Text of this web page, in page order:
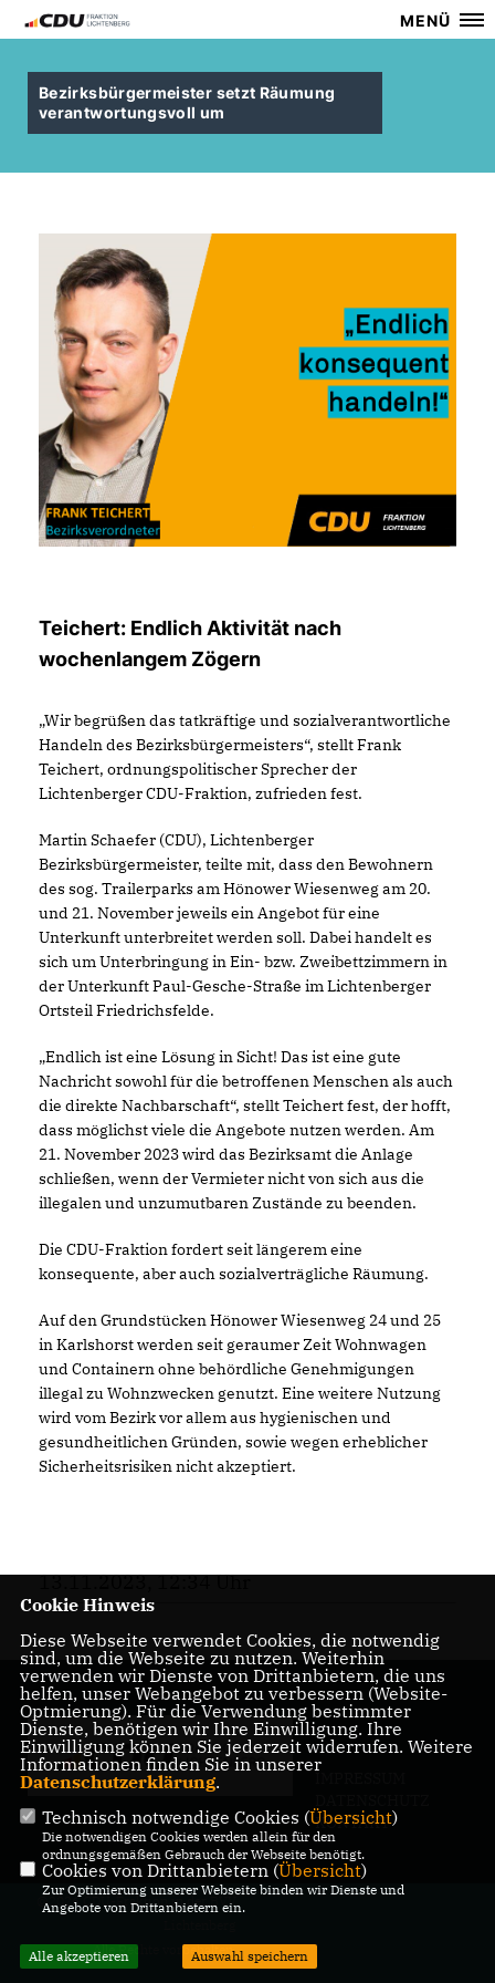
MENÜ
Bezirksbürgermeister setzt Räumung
verantwortungsvoll um
Teichert: Endlich Aktivität nach
wochenlangem Zögern
Wir begrüßen das tatkräftige und sozialverantwortliche
Handeln des Bezirksbürgermeisters“, stellt Frank
Teichert, ordnungspolitischer Sprecher der
Lichtenberger CDU-Fraktion, zufrieden fest.
Martin Schaefer (CDU), Lichtenberger
Bezirksbürgermeister, teilte mit, dass den Bewohnern
des sog. Trailerparks am Hönower Wiesenweg am 20.
und 21. November jeweils ein Angebot für eine
Unterkunft unterbreitet werden soll. Dabei handelt es
sich um Unterbringung in Ein- bzw. Zweibettzimmern in
der Unterkunft Paul-Gesche-Straße im Lichtenberger
Ortsteil Friedrichsfelde.
Endlich ist eine Lösung in Sicht! Das ist eine gute
Nachricht sowohl für die betroffenen Menschen als auch
die direkte Nachbarschaft“, stellt Teichert fest, der hofft,
dass möglichst viele die Angebote nutzen werden. Am
21. November 2023 wird das Bezirksamt die Anlage
schließen, wenn der Vermieter nicht von sich aus die
illegalen und unzumutbaren Zustände zu beenden.
Die CDU-Fraktion fordert seit längerem eine
konsequente, aber auch sozialverträgliche Räumung.
Auf den Grundstücken Hönower Wiesenweg 24 und 25
in Karlshorst werden seit geraumer Zeit Wohnwagen
und Containern ohne behördliche Genehmigungen
illegal zu Wohnzwecken genutzt. Eine weitere Nutzung
wird vom Bezirk vor allem aus hygienischen und
gesundheitlichen Gründen, sowie wegen erheblicher
Sicherheitsrisiken nicht akzeptiert.
13.11.2023, 12:34 Uhr
KONTAKT
@2026 CDU-Fraktion in der BVV
Alle Rechte vorbehalten.
Cookie Hinweis
Diese Webseite verwendet Cookies, die notwendig
sind, um die Webseite zu nutzen. Weiterhin
verwenden wir Dienste von Drittanbietern, die uns
helfen, unser Webangebot zu verbessern (Website-
Optmierung). Für die Verwendung bestimmter
Dienste, benötigen wir Ihre Einwilligung. Ihre
Einwilligung können Sie jederzeit widerrufen. Weitere
Informationen finden Sie in unserer
Datenschutzerklärung.
Technisch notwendige Cookies (Übersicht)
Die notwendigen Cookies werden allein für den
ordnungsgemäßen Gebrauch der Webseite benötigt.
Cookies von Drittanbietern (Übersicht)
Zur Optimierung unserer Webseite binden wir Dienste und
Angebote von Drittanbietern ein.
Alle akzeptieren Auswahl speichern